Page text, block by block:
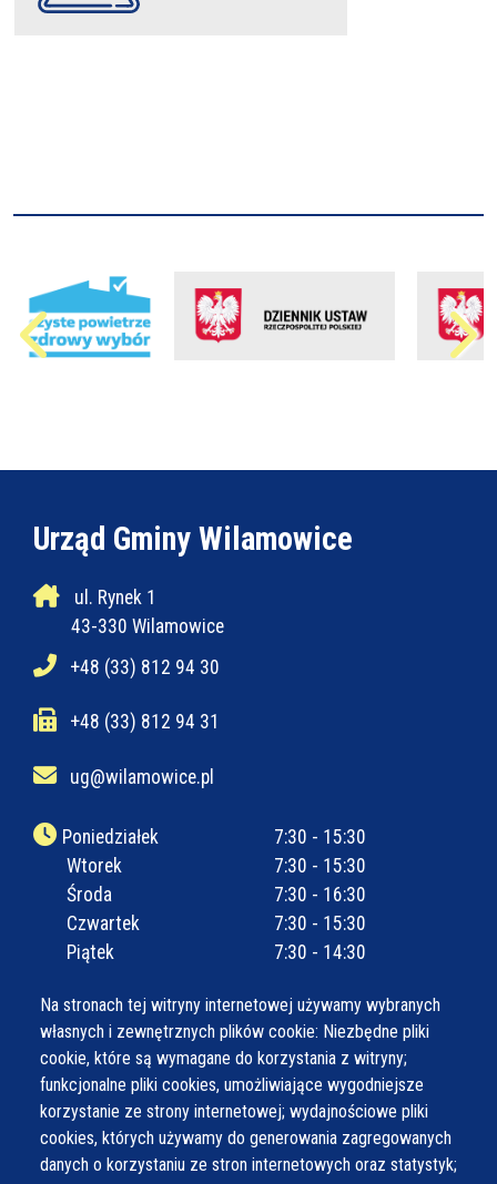
Na stronach tej witryny internetowej używamy wybranych
własnych i zewnętrznych plików cookie: Niezbędne pliki
cookie, które są wymagane do korzystania z witryny;
funkcjonalne pliki cookies, umożliwiające wygodniejsze
korzystanie ze strony internetowej; wydajnościowe pliki
cookies, których używamy do generowania zagregowanych
danych o korzystaniu ze stron internetowych oraz statystyk;
Urząd Gminy Wilamowice
ul. Rynek 1
43-330 Wilamowice
+48 (33) 812 94 30
+48 (33) 812 94 31
ug@wilamowice.pl
Poniedziałek
7:30 - 15:30
Wtorek
7:30 - 15:30
Środa
7:30 - 16:30
Czwartek
7:30 - 15:30
Piątek
7:30 - 14:30